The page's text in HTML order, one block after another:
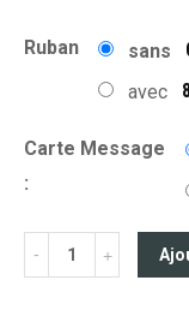
Ruban sans
avec
Carte Message
: